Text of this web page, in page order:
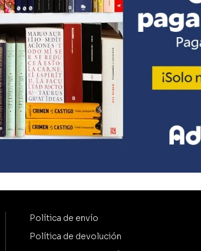
Política de envío
Política de devolución